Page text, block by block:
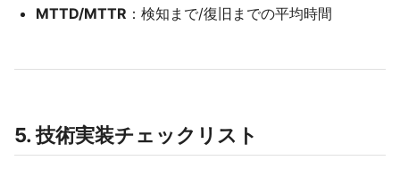
MTTD/MTTR ：検知まで/復旧までの平均時間
5. 技術実装チェックリスト